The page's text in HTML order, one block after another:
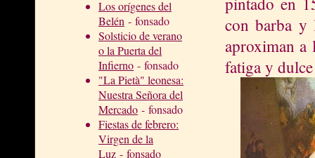
Los orígenes del
Belén - fonsado
Solsticio de verano
o la Puerta del
Infierno - fonsado
"La Pietà" leonesa:
Nuestra Señora del
Mercado - fonsado
Fiestas de febrero:
Virgen de la
Luz - fonsado
con barba y
aproximan a
fatiga y